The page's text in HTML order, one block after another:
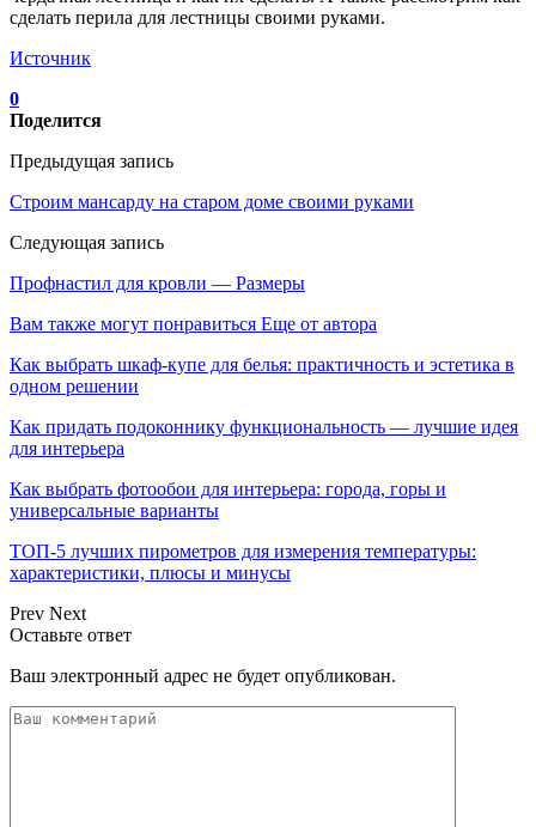
сделать перила для лестницы своими руками.
Источник
0
Поделится
Предыдущая запись
Строим мансарду на старом доме своими руками
Следующая запись
Профнастил для кровли — Размеры
Вам также могут понравиться Еще от автора
Как выбрать шкаф-купе для белья: практичность и эстетика в
одном решении
Как придать подоконнику функциональность — лучшие идея
для интерьера
Как выбрать фотообои для интерьера: города, горы и
универсальные варианты
ТОП-5 лучших пирометров для измерения температуры:
характеристики, плюсы и минусы
Prev Next
Оставьте ответ
Ваш электронный адрес не будет опубликован.